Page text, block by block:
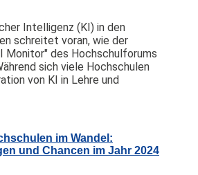
Intelligenz (KI) in den
schreitet voran, wie der
Monitor" des Hochschulforums
sich viele Hochschulen
von KI in Lehre und
im Wandel:
und Chancen im Jahr 2024